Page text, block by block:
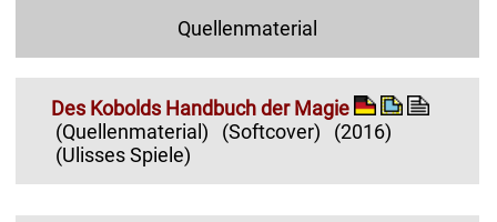
Quellenmaterial
Des Kobolds Handbuch der Magie
(Quellenmaterial)
(Softcover)
(2016)
(Ulisses Spiele)